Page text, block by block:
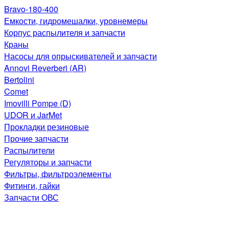
Bravo-180-400
Емкости, гидромешалки, уровнемеры
Корпус распылителя и запчасти
Краны
Насосы для опрыскивателей и запчасти
Annovi Reverberi (AR)
Bertolini
Comet
Imovilli Pompe (D)
UDOR и JarMet
Прокладки резиновые
Прочие запчасти
Распылители
Регуляторы и запчасти
Фильтры, фильтроэлементы
Фитинги, гайки
Запчасти ОВС